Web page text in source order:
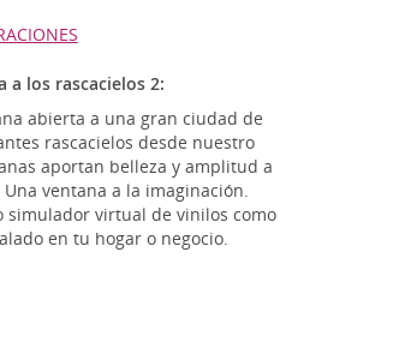
a los rascacielos 2:
abierta a una gran ciudad de
rascacielos desde nuestro
aportan belleza y amplitud a
ventana a la imaginación.
simulador virtual de vinilos como
en tu hogar o negocio.